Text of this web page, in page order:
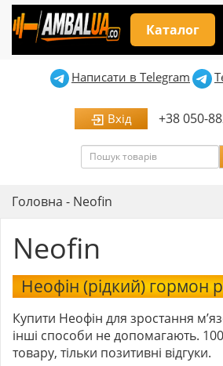
Каталог
Написати в Telegram
Вхід +38 050-
Пошук
Головна - Neofin
Neofin
Неофін (рідкий) гормон
Купити Неофін для зростання
інші способи не допомагають.
товару, тільки позитивні відгуки.